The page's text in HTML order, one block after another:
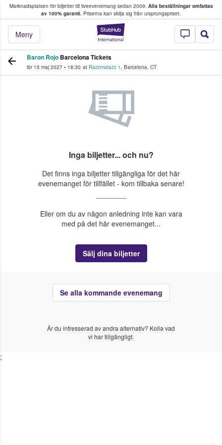
Marknadsplatsen för biljetter till liveevenemang sedan 2009. Alla beställningar omfattas
av 100% garanti. Priserna kan skilja sig från ursprungspriset.
StubHub – där
Meny
köper och säljer biljetter.
Baron Rojo Barcelona Tickets
lör 15 maj 2027 • 18:30 at Razzmatazz 1, Barcelona, CT
Inga biljetter... och nu?
Det finns inga biljetter tillgängliga för det här
evenemanget för tillfället - kom tillbaka senare!
Eller om du av någon anledning inte kan vara
med på det här evenemanget...
Sälj dina biljetter
Se alla kommande evenemang
Är du intresserad av andra alternativ? Kolla vad
vi har tillgängligt.
;